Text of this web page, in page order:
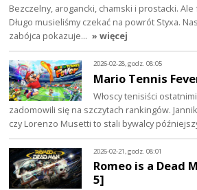
Bezczelny, arogancki, chamski i prostacki.
Długo musieliśmy czekać na powrót Styxa.
zabójca pokazuje… » więcej
2026-02-28, godz. 08:05
Mario Tennis
Włoscy tenisiści
zadomowili się na szczytach rankingów.
czy Lorenzo Musetti to stali bywalcy
2026-02-21, godz. 08:01
Romeo is a Dead
5]